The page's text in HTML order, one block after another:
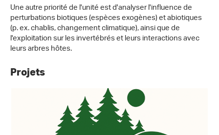
Une autre priorité de l'unité est d'analyser l'influence de
perturbations biotiques (espèces exogènes) et abiotiques
(p. ex. chablis, changement climatique), ainsi que de
l'exploitation sur les invertébrés et leurs interactions avec
leurs arbres hôtes.
Projets